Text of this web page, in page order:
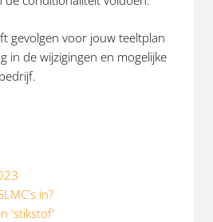
gevolgen voor jouw teeltplan
in de wijzigingen en mogelijke
in?
'stikstof'